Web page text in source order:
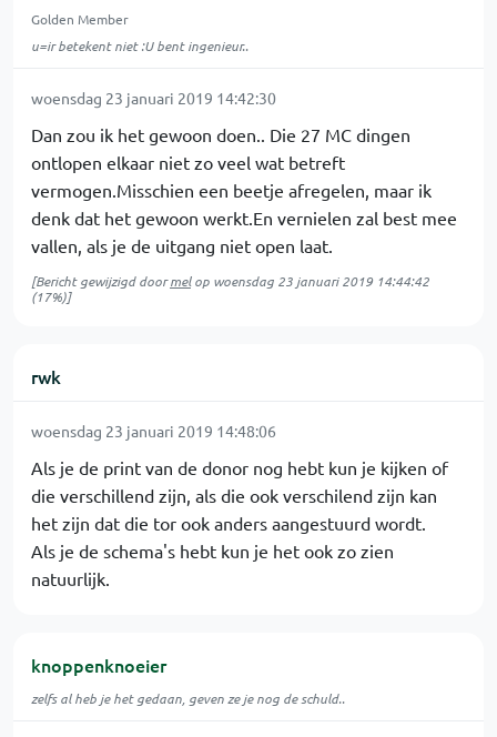
Golden Member
u=ir betekent niet :U bent ingenieur..
woensdag 23 januari 2019 14:42:30
Dan zou ik het gewoon doen.. Die 27 MC dingen
ontlopen elkaar niet zo veel wat betreft
vermogen.Misschien een beetje afregelen, maar ik
denk dat het gewoon werkt.En vernielen zal best mee
vallen, als je de uitgang niet open laat.
[Bericht gewijzigd doormelop woensdag 23 januari 2019 14:44:42
(17%)]
rwk
woensdag 23 januari 2019 14:48:06
Als je de print van de donor nog hebt kun je kijken of
die verschillend zijn, als die ook verschilend zijn kan
het zijn dat die tor ook anders aangestuurd wordt.
Als je de schema's hebt kun je het ook zo zien
natuurlijk.
knoppenknoeier
zelfs al heb je het gedaan, geven ze je nog de schuld..